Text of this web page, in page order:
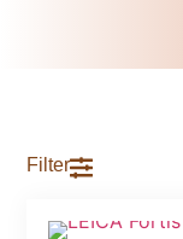
Filter